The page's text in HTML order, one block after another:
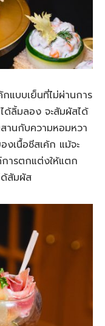
กแบบเย็นที่ไม่ผ่านการ
ด้ลิ้มลอง จะสัมผัสได้
านกับความหอมหวา
เนื้อชีสเค้ก แม้จะ
การตกแต่งให้แตก
สัมผัส